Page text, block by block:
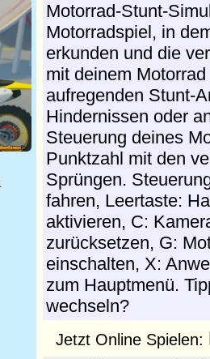
Motorrad-Stunt-
Motorradspiel, in
erkunden und die
mit deinem
aufregenden Stunt-
Hindernissen oder
Steuerung deines
Punktzahl mit den
Sprüngen.
fahren, Leertaste:
aktivieren, C:
zurücksetzen, G:
einschalten, X:
zum Hauptmenü.
wechseln?
Jetzt Online Spielen: